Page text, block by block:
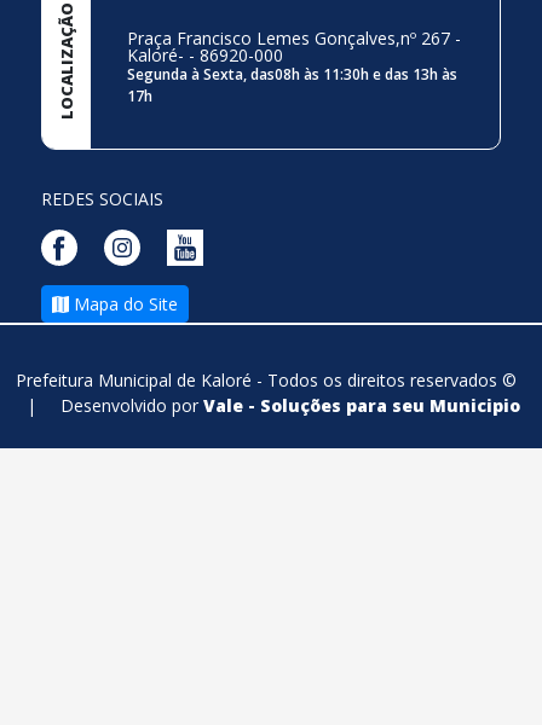
LOCALIZAÇÃO Praça Francisco Lemes Gonçalves,nº 267 -
Kaloré- - 86920-000
Segunda à Sexta, das08h às 11:30h e das 13h às
17h
REDES SOCIAIS
Mapa do Site
Prefeitura Municipal de Kaloré - Todos os direitos reservados ©
| Desenvolvido por Vale - Soluções para seu Municipio